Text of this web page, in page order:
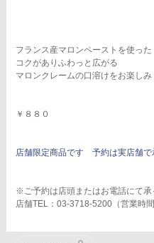
フランス産マロンペーストを使った
コクがありふわっと広がる
マロンクレームの口溶けをお楽し
￥８８０
店舗限定商品です 予約は実店舗で
※ご予約は店頭またはお電話にて承
店舗TEL：03-3718-5200（営業時